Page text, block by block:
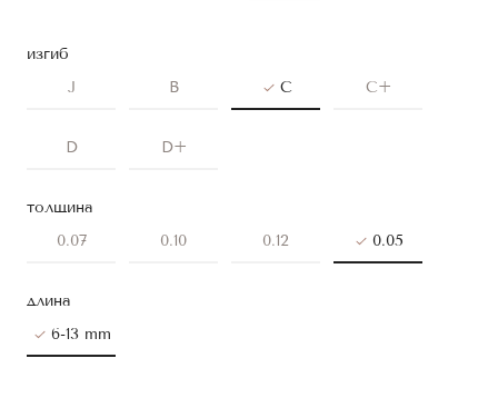
изгиб
J
B C C+
D D+
толщина
0.07
0.10 0.12 0.05
длина
6-13 mm